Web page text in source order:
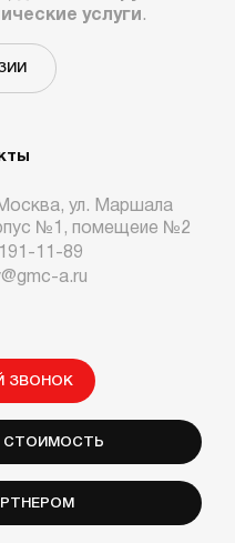
услуги .
ул. Маршала
№1, помещеие №2
11-89
a.ru
ЗВОНОК
СТОИМОСТЬ